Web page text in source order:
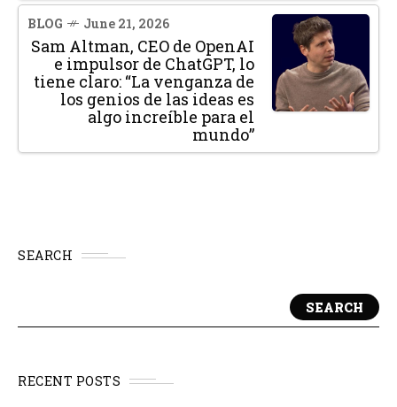
BLOG June 21, 2026
Sam Altman, CEO de OpenAI
e impulsor de ChatGPT, lo
tiene claro: “La venganza de
los genios de las ideas es
algo increíble para el
mundo”
SEARCH
SEARCH
RECENT POSTS